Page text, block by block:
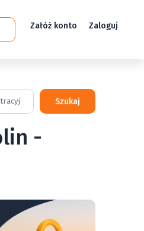
Załóż konto Zaloguj
Szukaj
-